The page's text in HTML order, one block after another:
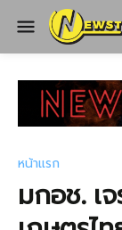
หน้าแรก
มกอช. เ